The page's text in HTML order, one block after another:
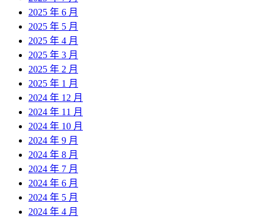
2025 年 6 月
2025 年 5 月
2025 年 4 月
2025 年 3 月
2025 年 2 月
2025 年 1 月
2024 年 12 月
2024 年 11 月
2024 年 10 月
2024 年 9 月
2024 年 8 月
2024 年 7 月
2024 年 6 月
2024 年 5 月
2024 年 4 月